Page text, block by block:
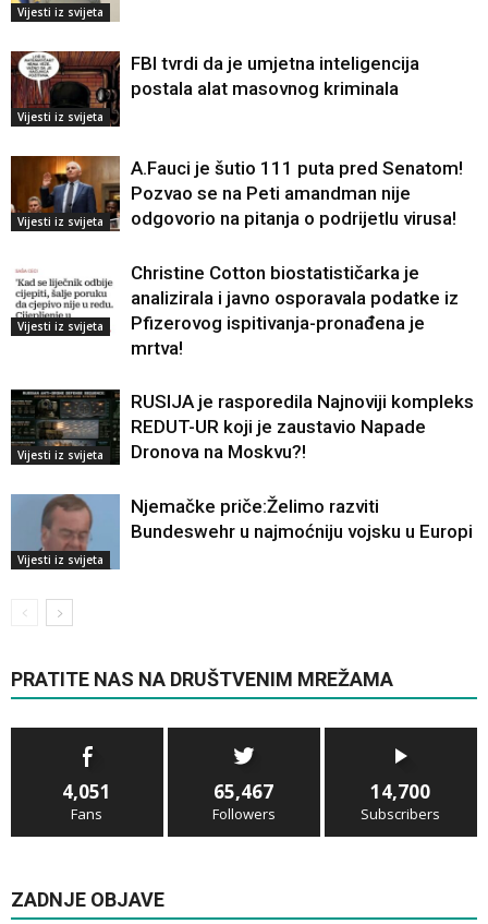
Vijesti iz svijeta
Vijesti iz svijeta
FBI tvrdi da je umjetna inteligencija
postala alat masovnog kriminala
Vijesti iz svijeta
A.Fauci je šutio 111 puta pred Senatom!
Pozvao se na Peti amandman nije
odgovorio na pitanja o podrijetlu virusa!
Vijesti iz svijeta
Christine Cotton biostatističarka je
analizirala i javno osporavala podatke iz
Pfizerovog ispitivanja-pronađena je
mrtva!
Vijesti iz svijeta
RUSIJA je rasporedila Najnoviji kompleks
REDUT-UR koji je zaustavio Napade
Dronova na Moskvu?!
Vijesti iz svijeta
Njemačke priče:Želimo razviti
Bundeswehr u najmoćniju vojsku u Europi
PRATITE NAS NA DRUŠTVENIM MREŽAMA
4,051
Fans
65,467
Followers
14,700
Subscribers
ZADNJE OBJAVE